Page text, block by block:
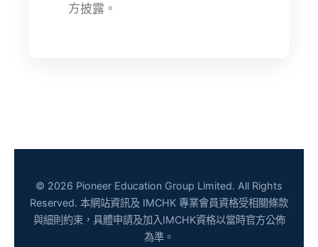
方披露。
© 2026 Pioneer Education Group Limited. All Rights
Reserved. 本網站資訊及 IMCHK 專業會員資格受相關條款
與細則約束，具體申請及加入IMCHK資格以當時官方公佈
為準。